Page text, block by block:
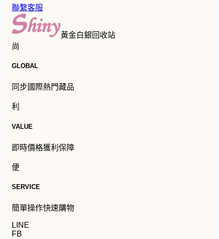
聯繫客服
黃金白銀回收站
尚
GLOBAL
同步國際熱門藏品
利
VALUE
即時價格獲利保障
便
SERVICE
簡單操作快速購物
LINE
FB